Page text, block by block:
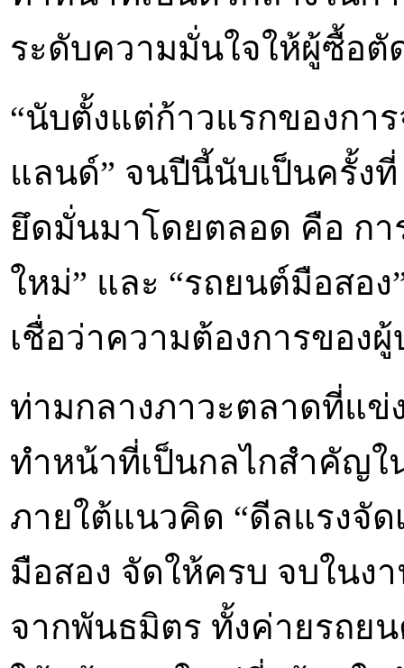
ระดับความมั่นใจให้ผู้ซื้อตั
“นับตั้งแต่ก้าวแรกของกา
แลนด์” จนปีนี้นับเป็นครั้ง
ยึดมั่นมาโดยตลอด คือ ก
ใหม่” และ “รถยนต์มือสอง
เชื่อว่าความต้องการขอ
ท่ามกลางภาวะตลาดที่แข่
ทำหน้าที่เป็นกลไกสำคัญใ
ภายใต้แนวคิด “ดีลแรงจั
มือสอง จัดให้ครบ จบในง
จากพันธมิตร ทั้งค่ายรถย